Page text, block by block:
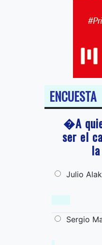
ENCUESTA
�A
ser el
Julio Alak
Sergio